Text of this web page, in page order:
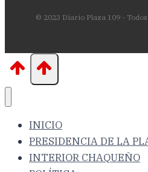
© 2023 Diario Plaza 109 -
INICIO
PRESIDENCIA DE LA
INTERIOR CHAQUEÑO